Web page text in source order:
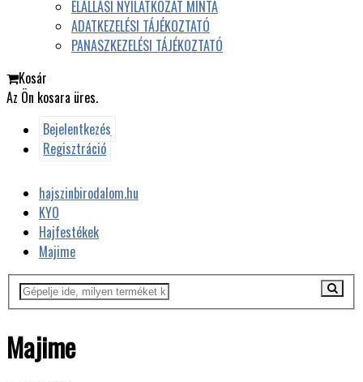
ELÁLLÁSI NYILATKOZAT MINTA
ADATKEZELÉSI TÁJÉKOZTATÓ
PANASZKEZELÉSI TÁJÉKOZTATÓ
Kosár
Az Ön kosara üres.
Bejelentkezés
Regisztráció
hajszinbirodalom.hu
KYO
Hajfestékek
Majime
Majime